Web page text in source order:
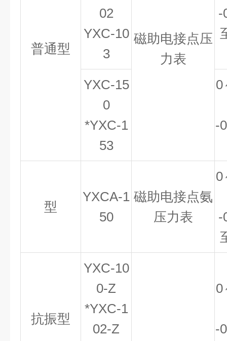
普通型
02
YXC-10
3
磁助电接点压
力表
-
YXC-15
0
*YXC-1
53
0
-
型
YXCA-1
50
磁助电接点氨
压力表
0
-
抗振型
YXC-10
0-Z
*YXC-1
02-Z
0
-